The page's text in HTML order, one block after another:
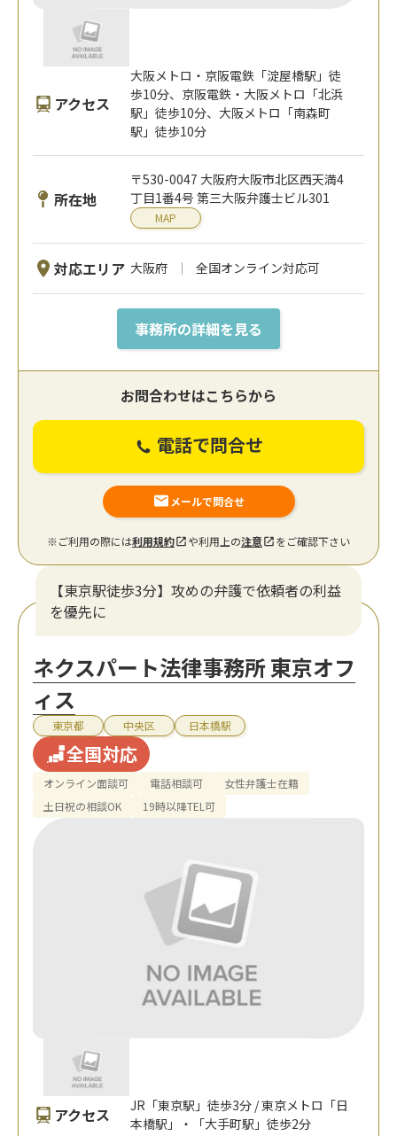
アクセス
大阪メトロ・京阪電鉄「淀屋橋駅」徒
歩10分、京阪電鉄・大阪メトロ「北浜
駅」徒歩10分、大阪メトロ「南森町
駅」徒歩10分
所在地
〒530-0047 大阪府大阪市北区西天満4
丁目1番4号 第三大阪弁護士ビル301
MAP
対応エリア 大阪府 全国オンライン対応可
事務所の詳細を見る
お問合わせはこちらから
電話で問合せ
メールで問合せ
※ご利用の際には利用規約 や利用上の注意 をご確認下さい
【東京駅徒歩3分】攻めの弁護で依頼者の利益
を優先に
ネクスパート法律事務所 東京オフ
ィス
東京都 中央区 日本橋駅
全国対応
オンライン面談可 電話相談可
女性弁護士在籍
土日祝の相談OK
19時以降TEL可
アクセス
JR「東京駅」徒歩3分 / 東京メトロ「日
本橋駅」・「大手町駅」徒歩2分